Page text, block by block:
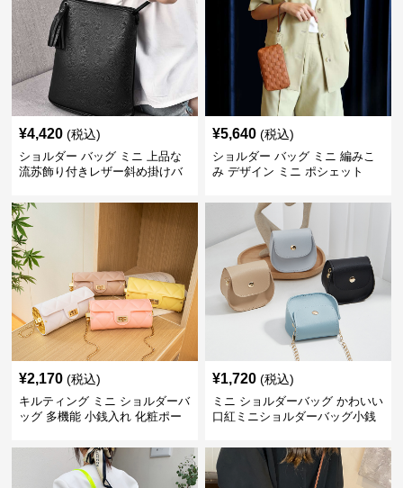
¥4,420 (税込)
ショルダー バッグ ミニ 上品な
流苏飾り付きレザー斜め掛けバ
¥5,640 (税込)
ショルダー バッグ ミニ 編みこ
み デザイン ミニ ポシェット
¥2,170 (税込)
キルティング ミニ ショルダーバ
ッグ 多機能 小銭入れ 化粧ポー
¥1,720 (税込)
ミニ ショルダーバッグ かわいい
口紅ミニショルダーバッグ小銭